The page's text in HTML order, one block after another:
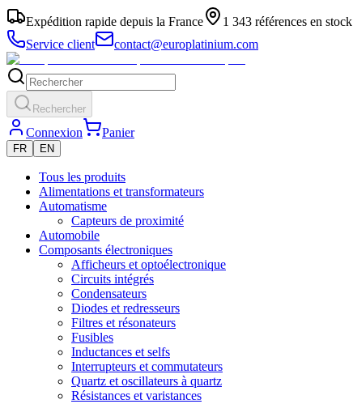
Expédition rapide depuis la France
1 343 références en stock
Service client
contact@europlatinium.com
Rechercher
Connexion Panier
FR EN
Tous les produits
Alimentations et transformateurs
Automatisme
Capteurs de proximité
Automobile
Composants électroniques
Afficheurs et optoélectronique
Circuits intégrés
Condensateurs
Diodes et redresseurs
Filtres et résonateurs
Fusibles
Inductances et selfs
Interrupteurs et commutateurs
Quartz et oscillateurs à quartz
Résistances et varistances